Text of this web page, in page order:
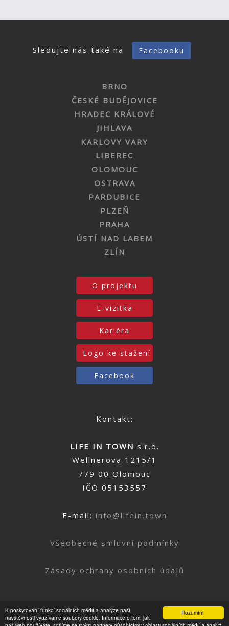
Rozumím!
K poskytování funkcí sociálních médií a analýze naší
návštěvnosti využíváme soubory cookie. Informace o tom, jak
Sledujte nás také na Facebooku
BRNO
ČESKÉ BUDĚJOVICE
HRADEC KRÁLOVÉ
JIHLAVA
KARLOVY VARY
LIBEREC
OLOMOUC
OSTRAVA
PARDUBICE
PLZEŇ
PRAHA
ÚSTÍ NAD LABEM
ZLÍN
O projektu
E-vizitka
Kariéra
Logo ke stažení
Facebook
Kontakt:
LIFE IN TOWN s.r.o.
Wellnerova 1215/1
779 00 Olomouc
IČO 05153557
E-mail: info@lifein.town
Všeobecné smluvní podmínky
Zásady ochrany osobních údajů
Nahoru